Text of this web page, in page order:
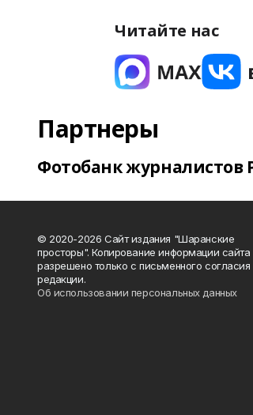
Читайте нас
Партнеры
Фотобанк журналистов
© 2020-2026 Сайт издания "Шаранские
просторы". Копирование информации сайта
разрешено только с письменного согласия
редакции.
Об использовании персональных данных